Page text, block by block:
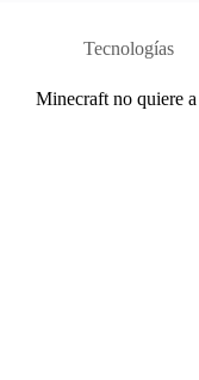
Tecnologías
Minecraft no quiere